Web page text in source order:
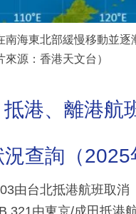
南海東北部緩慢移動並
源：香港天文台）
港、離港航
查詢（2025
由台北抵港航班取消